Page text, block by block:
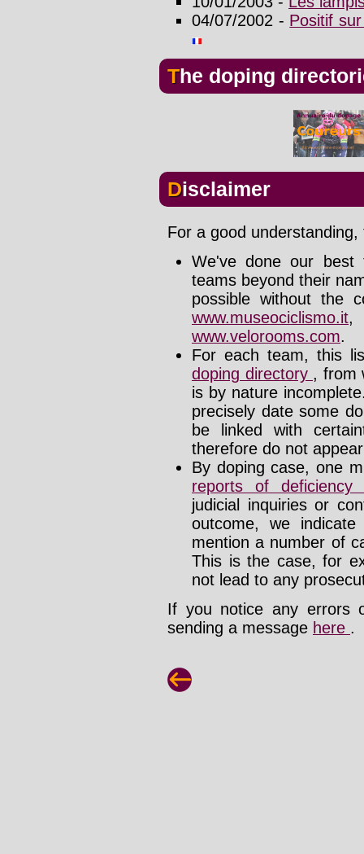
04/07/2002 - Positif
The doping
Disclaimer
For a good
We've done our
teams beyond their
possible without the
www.museociclismo.it
www.velorooms.com.
For each team, this
doping directory , from
is by nature
precisely date some
be linked with
therefore do not
By doping case, one
reports of deficiency
judicial inquiries or
outcome, we
mention a number of
This is the case, for
not lead to any
If you notice any errors
sending a message here .